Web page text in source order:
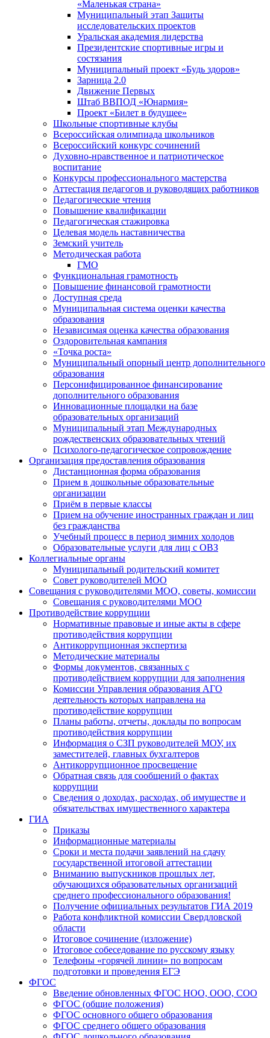
«Маленькая страна»
Муниципальный этап Защиты
исследовательских проектов
Уральская академия лидерства
Президентские спортивные игры и
состязания
Муниципальный проект «Будь здоров»
Зарница 2.0
Движение Первых
Штаб ВВПОД «Юнармия»
Проект «Билет в будущее»
Школьные спортивные клубы
Всероссийская олимпиада школьников
Всероссийский конкурс сочинений
Духовно-нравственное и патриотическое
воспитание
Конкурсы профессионального мастерства
Аттестация педагогов и руководящих работников
Педагогические чтения
Повышение квалификации
Педагогическая стажировка
Целевая модель наставничества
Земский учитель
Методическая работа
ГМО
Функциональная грамотность
Повышение финансовой грамотности
Доступная среда
Муниципальная система оценки качества
образования
Независимая оценка качества образования
Оздоровительная кампания
«Точка роста»
Муниципальный опорный центр дополнительного
образования
Персонифицированное финансирование
дополнительного образования
Инновационные площадки на базе
образовательных организаций
Муниципальный этап Международных
рождественских образовательных чтений
Психолого-педагогическое сопровождение
Организация предоставления образования
Дистанционная форма образования
Прием в дошкольные образовательные
организации
Приём в первые классы
Прием на обучение иностранных граждан и лиц
без гражданства
Учебный процесс в период зимних холодов
Образовательные услуги для лиц с ОВЗ
Коллегиальные органы
Муниципальный родительский комитет
Совет руководителей МОО
Совещания с руководителями МОО, советы, комиссии
Совещания с руководителями МОО
Противодействие коррупции
Нормативные правовые и иные акты в сфере
противодействия коррупции
Антикоррупционная экспертиза
Методические материалы
Формы документов, связанных с
противодействием коррупции для заполнения
Комиссии Управления образования АГО
деятельность которых направлена на
противодействие коррупции
Планы работы, отчеты, доклады по вопросам
противодействия коррупции
Информация о СЗП руководителей МОУ, их
заместителей, главных бухгалтеров
Антикоррупционное просвещение
Обратная связь для сообщений о фактах
коррупции
Сведения о доходах, расходах, об имуществе и
обязательствах имущественного характера
ГИА
Приказы
Информационные материалы
Сроки и места подачи заявлений на сдачу
государственной итоговой аттестации
Вниманию выпускников прошлых лет,
обучающихся образовательных организаций
среднего профессионального образования!
Получение официальных результатов ГИА 2019
Работа конфликтной комиссии Свердловской
области
Итоговое сочинение (изложение)
Итоговое собеседование по русскому языку
Телефоны «горячей линии» по вопросам
подготовки и проведения ЕГЭ
ФГОС
Введение обновленных ФГОС НОО, ООО, СОО
ФГОС (общие положения)
ФГОС основного общего образования
ФГОС среднего общего образования